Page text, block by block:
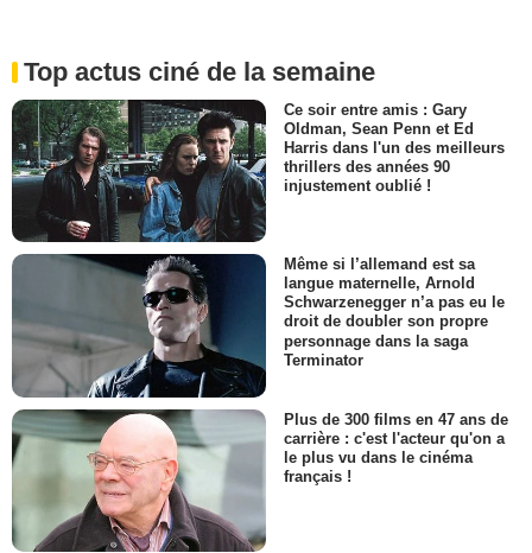
Top actus ciné de la semaine
Ce soir entre amis : Gary
Oldman, Sean Penn et Ed
Harris dans l'un des meilleurs
thrillers des années 90
injustement oublié !
Même si l’allemand est sa
langue maternelle, Arnold
Schwarzenegger n’a pas eu le
droit de doubler son propre
personnage dans la saga
Terminator
Plus de 300 films en 47 ans de
carrière : c'est l'acteur qu'on a
le plus vu dans le cinéma
français !